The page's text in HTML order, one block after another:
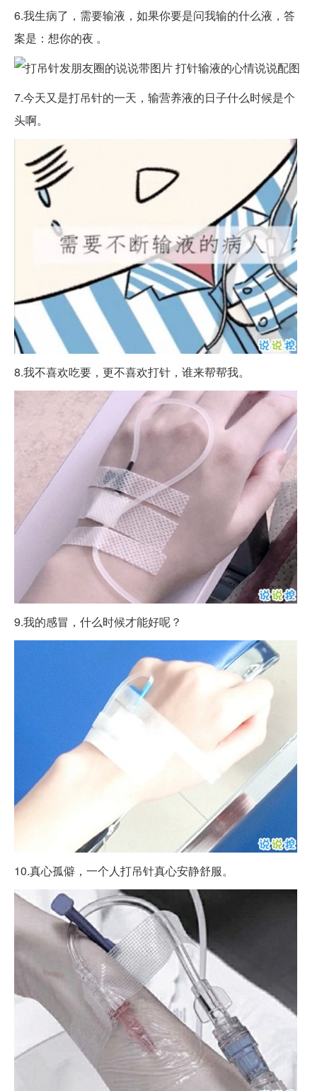
6.我生病了，需要输液，如果你要是问我输的什么液，答
案是：想你的夜 。
7.今天又是打吊针的一天，输营养液的日子什么时候是个
头啊。
8.我不喜欢吃要，更不喜欢打针，谁来帮帮我。
9.我的感冒，什么时候才能好呢？
10.真心孤僻，一个人打吊针真心安静舒服。